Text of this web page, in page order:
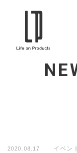
2020.08.17 イベン